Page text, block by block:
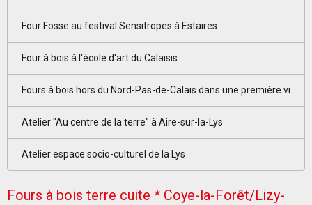
Four Fosse au festival Sensitropes à Estaires
Four à bois à l'école d'art du Calaisis
Fours à bois hors du Nord-Pas-de-Calais dans une première vi
Atelier "Au centre de la terre" à Aire-sur-la-Lys
Atelier espace socio-culturel de la Lys
Fours à bois terre cuite * Coye-la-Forêt/Lizy-